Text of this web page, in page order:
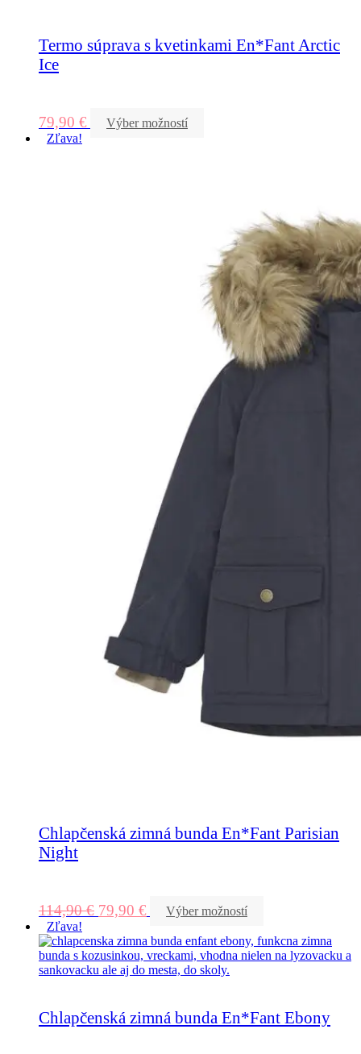
Termo súprava s kvetinkami En*Fant Arctic
Ice
79,90 €
Výber možností
Zľava!
Chlapčenská zimná bunda En*Fant Parisian
Night
114,90€ 79,90 €
Výber možností
Zľava!
Chlapčenská zimná bunda En*Fant Ebony